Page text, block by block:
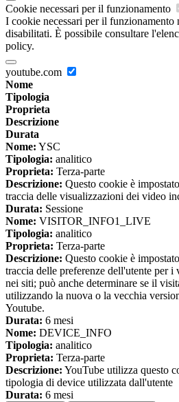
Cookie necessari per il funzionamento
I cookie necessari per il funzionamento
disabilitati. È possibile consultare
policy.
youtube.com
Nome
Tipologia
Proprieta
Descrizione
Durata
Nome: YSC
Tipologia: analitico
Proprieta: Terza-parte
Descrizione: Questo cookie è
traccia delle visualizzazioni dei video
Durata: Sessione
Nome: VISITOR_INFO1_LIVE
Tipologia: analitico
Proprieta: Terza-parte
Descrizione: Questo cookie è
traccia delle preferenze dell'utente per
nei siti; può anche determinare se il
utilizzando la nuova o la vecchia
Youtube.
Durata: 6 mesi
Nome: DEVICE_INFO
Tipologia: analitico
Proprieta: Terza-parte
Descrizione: YouTube utilizza questo
tipologia di device utilizzata dall'utente
Durata: 6 mesi